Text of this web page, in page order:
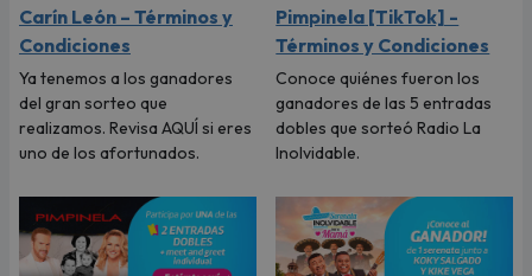
Carín León – Términos y
Condiciones
Ya tenemos a los ganadores
del gran sorteo que
realizamos. Revisa AQUÍ si eres
uno de los afortunados.
Pimpinela [TikTok] -
Términos y Condiciones
Conoce quiénes fueron los
ganadores de las 5 entradas
dobles que sorteó Radio La
Inolvidable.